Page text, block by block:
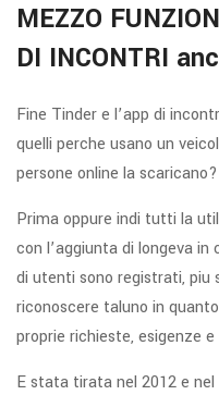
MEZZO
DI INCONTRI
Fine Tinder e l’app di
quelli perche usano un
persone online la
Prima oppure indi tutti la
con l’aggiunta di longeva
di utenti sono registrati, piu
riconoscere taluno in
proprie richieste, esigenze e
E stata tirata nel 2012 e